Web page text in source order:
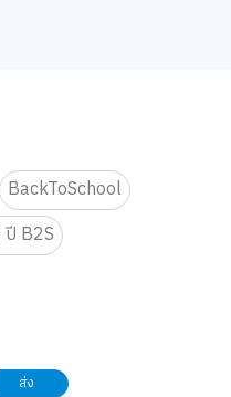
BackToSchool
B2S
ส่ง